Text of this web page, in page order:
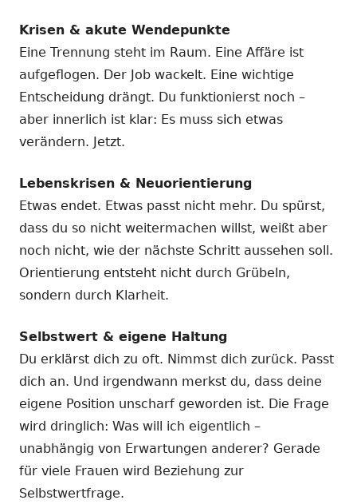
Krisen & akute Wendepunkte
Eine Trennung steht im Raum. Eine Affäre ist
aufgeflogen. Der Job wackelt. Eine wichtige
Entscheidung drängt. Du funktionierst noch –
aber innerlich ist klar: Es muss sich etwas
verändern. Jetzt.
Lebenskrisen & Neuorientierung
Etwas endet. Etwas passt nicht mehr. Du spürst,
dass du so nicht weitermachen willst, weißt aber
noch nicht, wie der nächste Schritt aussehen soll.
Orientierung entsteht nicht durch Grübeln,
sondern durch Klarheit.
Selbstwert & eigene Haltung
Du erklärst dich zu oft. Nimmst dich zurück. Passt
dich an. Und irgendwann merkst du, dass deine
eigene Position unscharf geworden ist. Die Frage
wird dringlich: Was will ich eigentlich –
unabhängig von Erwartungen anderer? Gerade
für viele Frauen wird Beziehung zur
Selbstwertfrage.